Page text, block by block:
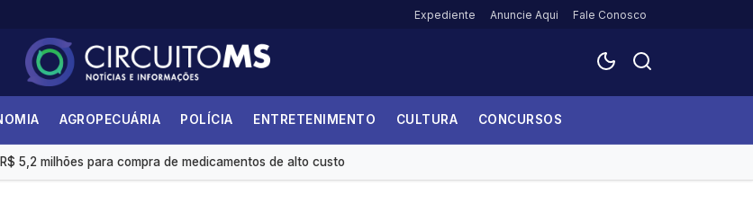
Expediente Anuncie Aqui Fale Conosco
AGROPECUÁRIA POLÍCIA ENTRETENIMENTO CULTURA CONCURSOS
no último ano
5,2 milhões para compra de medicamentos de alto custo